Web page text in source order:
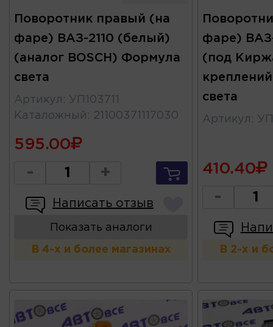
Поворотник правый (на
фаре) ВАЗ-2110 (белый)
(аналог BOSCH) Формула
света
Артикул : УП103711
Каталожный : 21100371117030
595.00
- +
Написать отзыв
Показать аналоги
В 4-х и более магазинах
фаре)
(под
света
Артикул :
410.40
-
В 2-х и